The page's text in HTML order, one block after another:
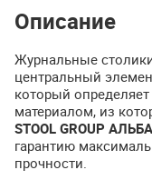
Описание
Журнальные
центральный
который
материалом, из
STOOL GROUP АЛЬБА
гарантию
прочности.